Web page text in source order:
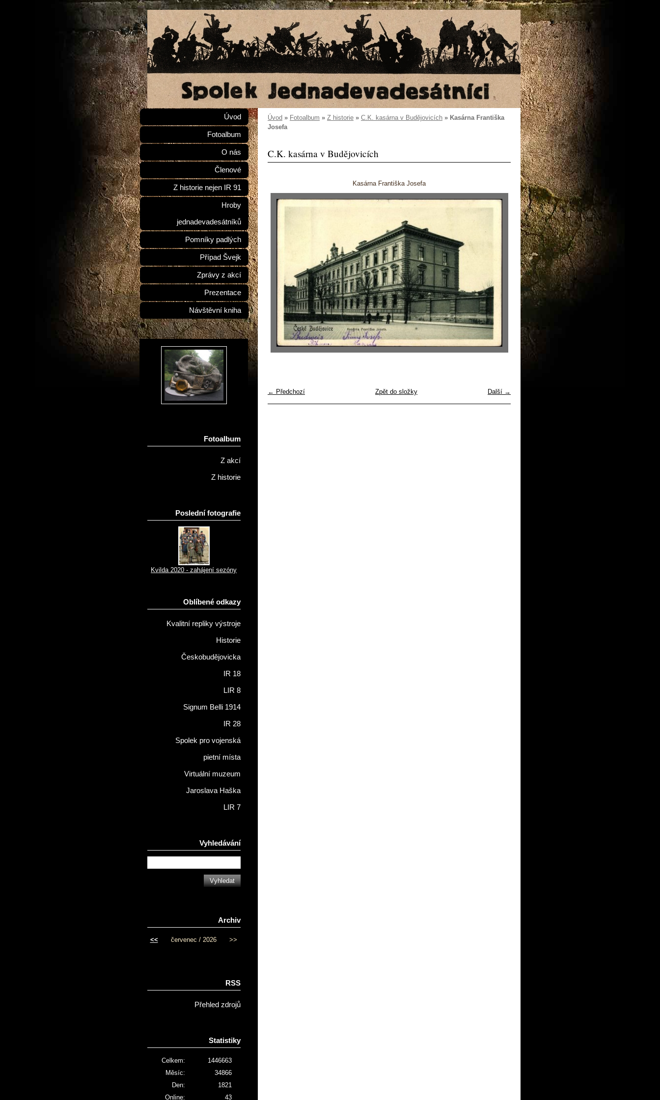
Úvod » Fotoalbum » Z historie » C.K. kasárna v Budějovicích » Kasárna Františka
Josefa
C.K. kasárna v Budějovicích
Kasárna Františka Josefa
← Předchozí Další →
Zpět do složky
Úvod
Fotoalbum
O nás
Členové
Z historie nejen IR 91
Hroby
jednadevadesátníků
Pomníky padlých
Případ Švejk
Zprávy z akcí
Prezentace
Návštěvní kniha
Fotoalbum
Z akcí
Z historie
Poslední fotografie
Kvilda 2020 - zahájení sezóny
Oblíbené odkazy
Kvalitní repliky výstroje
Historie
Českobudějovicka
IR 18
LIR 8
Signum Belli 1914
IR 28
Spolek pro vojenská
pietní místa
Virtuální muzeum
Jaroslava Haška
LIR 7
Vyhledávání
Archiv
<< červenec / 2026 >>
RSS
Přehled zdrojů
Statistiky
Online: 43
Celkem:
1446663
Měsíc:
34866
Den:
1821